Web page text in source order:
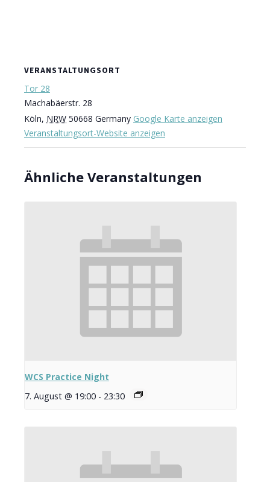
VERANSTALTUNGSORT
Tor 28
Machabäerstr. 28
Köln, NRW 50668 Germany Google Karte anzeigen
Veranstaltungsort-Website anzeigen
Ähnliche Veranstaltungen
WCS Practice Night
7. August @ 19:00 - 23:30